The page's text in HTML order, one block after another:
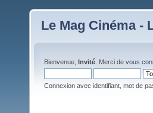
Le Mag Cinéma -
Bienvenue, Invité . Merci de vous
Connexion avec identifiant, mot de